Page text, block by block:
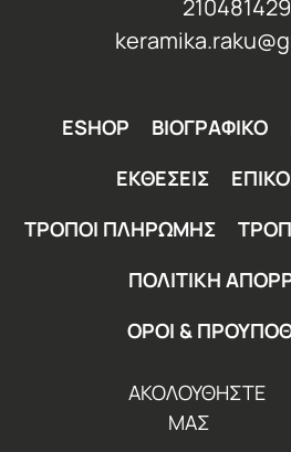
ESHOP ΒΙΟΓΡΑΦΙΚΟ
ΕΚΘΕΣΕΙΣ
ΤΡΟΠΟΙ ΠΛΗΡΩΜΗΣ
ΠΟΛΙΤΙΚΗ
ΟΡΟΙ &
ΑΚΟΛΟΥΘΗΣΤΕ
ΜΑΣ